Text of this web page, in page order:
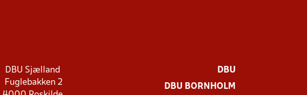
DBU Sjælland
Fuglebakken 2
DBU
DBU BORNHOLM